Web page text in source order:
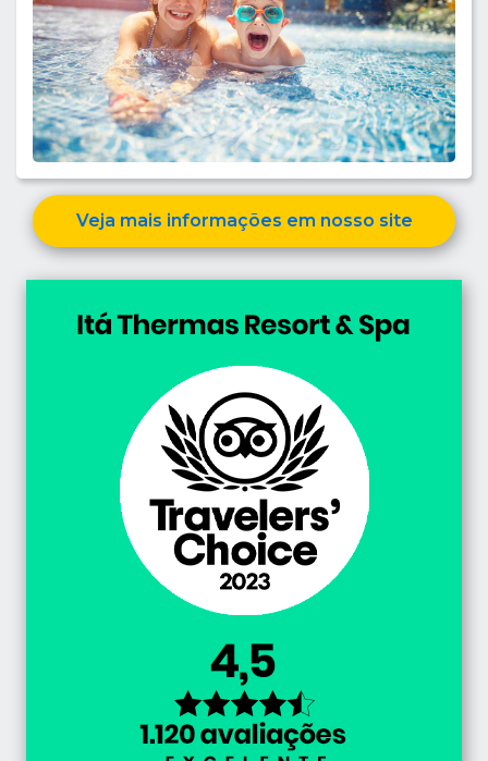
Veja mais informações em nosso site